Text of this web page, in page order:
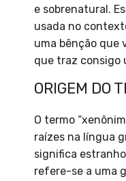
e sobrenatural.
usada no
uma bênção que
que traz consigo
ORIGEM DO
O termo
raízes na língua
significa
refere-se a uma